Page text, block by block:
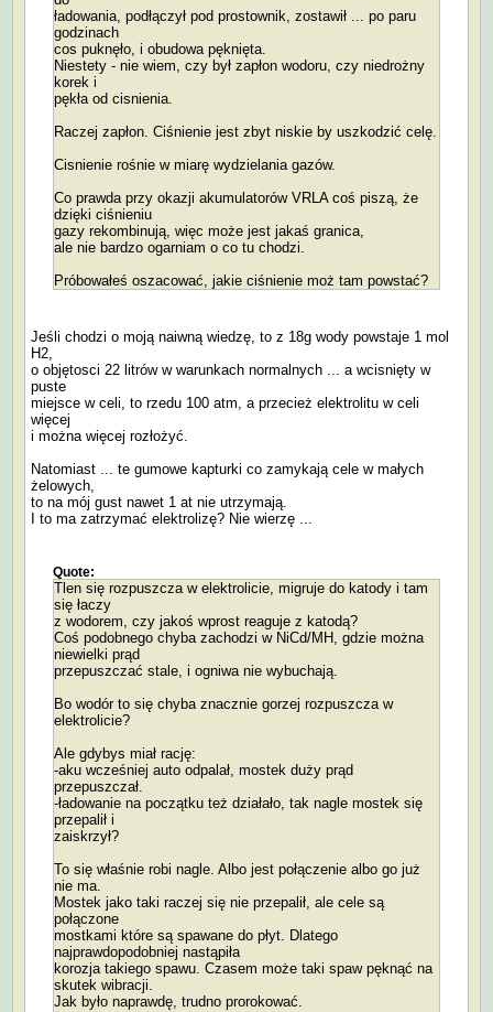
ładowania, podłączył pod prostownik, zostawił ... po paru
godzinach
cos puknęło, i obudowa pęknięta.
Niestety - nie wiem, czy był zapłon wodoru, czy niedrożny
korek i
pękła od cisnienia.
Raczej zapłon. Ciśnienie jest zbyt niskie by uszkodzić celę.
Cisnienie rośnie w miarę wydzielania gazów.
Co prawda przy okazji akumulatorów VRLA coś piszą, że
dzięki ciśnieniu
gazy rekombinują, więc może jest jakaś granica,
ale nie bardzo ogarniam o co tu chodzi.
Próbowałeś oszacować, jakie ciśnienie moż tam powstać?
Jeśli chodzi o moją naiwną wiedzę, to z 18g wody powstaje 1 mol
H2,
o objętosci 22 litrów w warunkach normalnych ... a wcisnięty w
puste
miejsce w celi, to rzedu 100 atm, a przecież elektrolitu w celi
więcej
i można więcej rozłożyć.
Natomiast ... te gumowe kapturki co zamykają cele w małych
żelowych,
to na mój gust nawet 1 at nie utrzymają.
I to ma zatrzymać elektrolizę? Nie wierzę ...
Quote:
Tlen się rozpuszcza w elektrolicie, migruje do katody i tam
się łaczy
z wodorem, czy jakoś wprost reaguje z katodą?
Coś podobnego chyba zachodzi w NiCd/MH, gdzie można
niewielki prąd
przepuszczać stale, i ogniwa nie wybuchają.
Bo wodór to się chyba znacznie gorzej rozpuszcza w
elektrolicie?
Ale gdybys miał rację:
-aku wcześniej auto odpalał, mostek duży prąd
przepuszczał.
-ładowanie na początku też działało, tak nagle mostek się
przepalił i
zaiskrzył?
To się właśnie robi nagle. Albo jest połączenie albo go już
nie ma.
Mostek jako taki raczej się nie przepalił, ale cele są
połączone
mostkami które są spawane do płyt. Dlatego
najprawdopodobniej nastąpiła
korozja takiego spawu. Czasem może taki spaw pęknąć na
skutek wibracji.
Jak było naprawdę, trudno prorokować.